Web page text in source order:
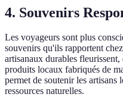
4. Souvenirs
Les voyageurs sont plus
souvenirs qu'ils rapportent
artisanaux durables
produits locaux fabriqués de
permet de soutenir les artisans
ressources naturelles.